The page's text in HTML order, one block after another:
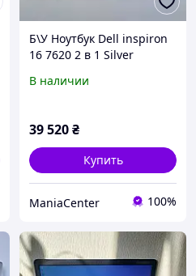
Б\У Ноутбук Dell inspiron
16 7620 2 в 1 Silver
98%
В наличии
39 520₴
Купить
ManiaCenter 100%